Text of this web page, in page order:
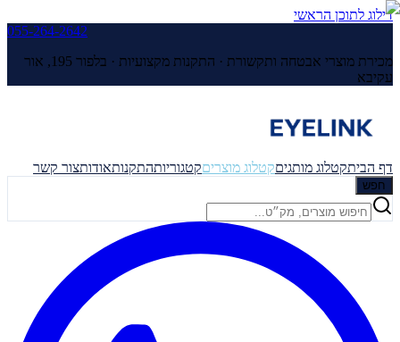
דילוג לתוכן הראשי
055-264-2642
מכירת מוצרי אבטחה ותקשורת · התקנות מקצועיות ·
בלפור 195, אור
עקיבא
דף הביתקטלוג מותגיםקטלוג מוצריםקטגוריותהתקנותאודותצור קשר
חפש